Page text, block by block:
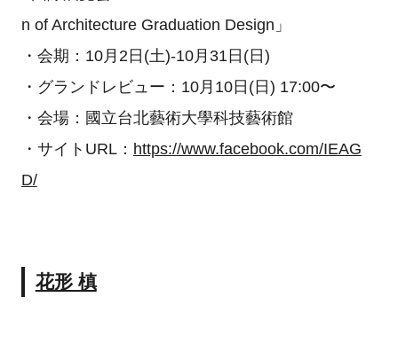
n of Architecture Graduation Design」
・会期：10月2日(土)-10月31日(日)
・グランドレビュー：10月10日(日) 17:00〜
・会場：國立台北藝術大學科技藝術館
・サイトURL： https://www.facebook.com/IEAG
D/
花形 槙